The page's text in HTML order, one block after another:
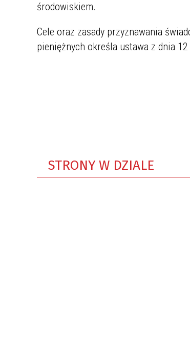
środowiskiem.
Cele oraz zasady przyznawania
pieniężnych określa ustawa z dnia
STRONY W DZIALE